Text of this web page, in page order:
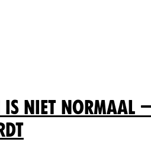
is niet normaal